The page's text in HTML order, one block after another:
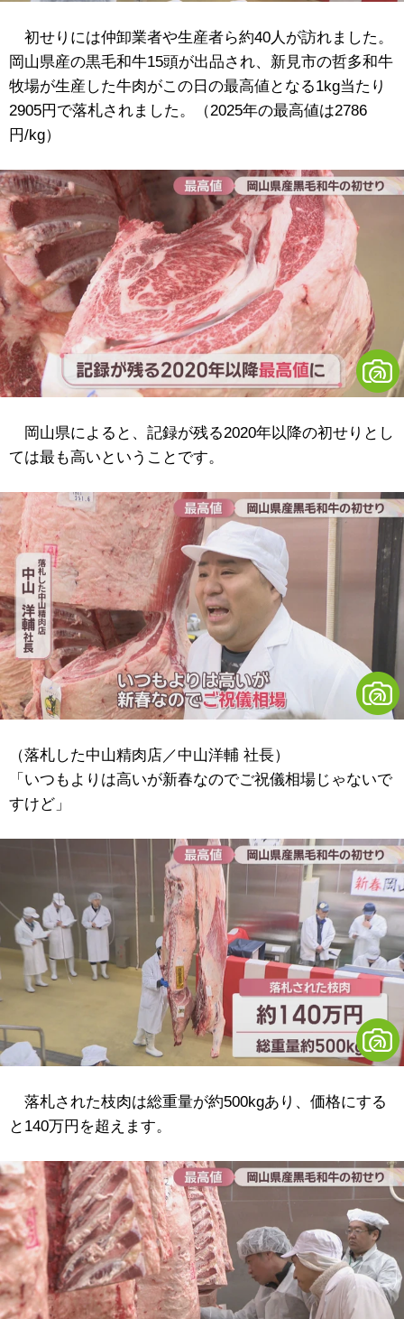
初せりには仲卸業者や生産者ら約40人が訪れました。
岡山県産の黒毛和牛15頭が出品され、新見市の哲多和牛
牧場が生産した牛肉がこの日の最高値となる1kg当たり
2905円で落札されました。（2025年の最高値は2786
円/kg）
岡山県によると、記録が残る2020年以降の初せりとし
ては最も高いということです。
（落札した中山精肉店／中山洋輔 社長）
「いつもよりは高いが新春なのでご祝儀相場じゃないで
すけど」
落札された枝肉は総重量が約500kgあり、価格にする
と140万円を超えます。